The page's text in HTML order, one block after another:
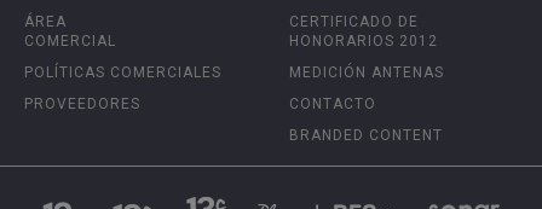
ÁREA
COMERCIAL
POLÍTICAS COMERCIALES
PROVEEDORES
CERTIFICADO DE
HONORARIOS 2012
MEDICIÓN ANTENAS
CONTACTO
BRANDED CONTENT